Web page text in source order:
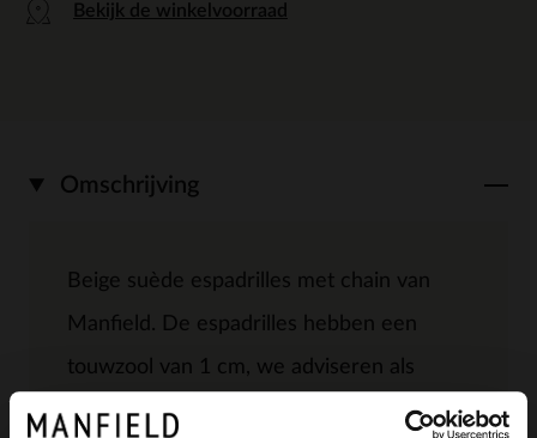
Bekijk de winkelvoorraad
Omschrijving
Beige suède espadrilles met chain van
Manfield. De espadrilles hebben een
touwzool van 1 cm, we adviseren als
verzorging en bescherming de